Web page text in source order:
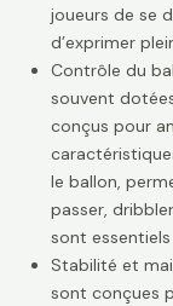
joueurs de se
d’exprimer
Contrôle du
souvent
conçus pour
le ballon,
passer,
sont
Stabilité et
sont conçues